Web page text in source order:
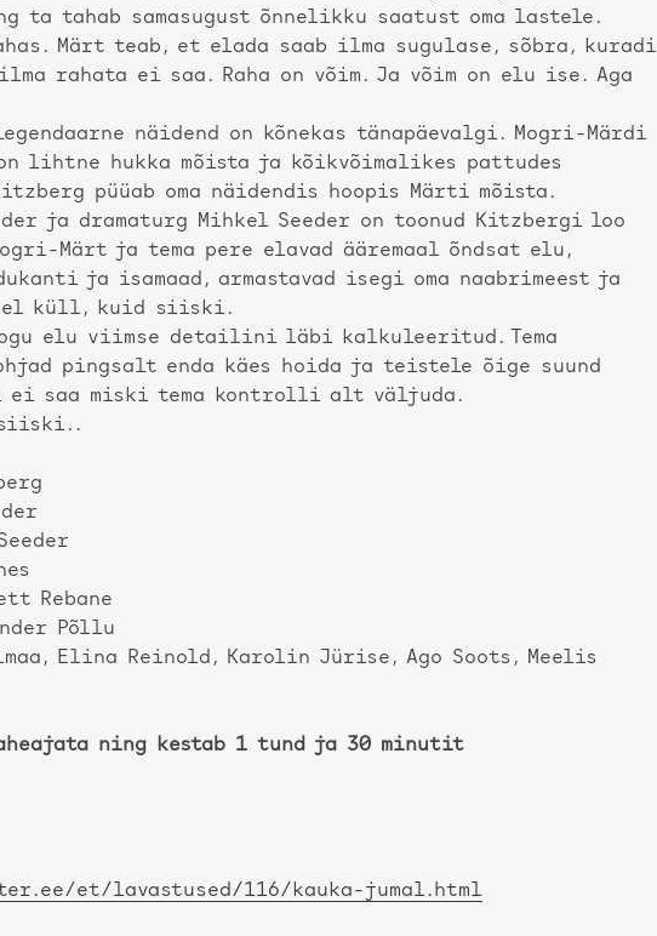
ta tahab samasugust õnnelikku saatust oma lastele.
Märt teab, et elada saab ilma sugulase, sõbra, kuradi
rahata ei saa. Raha on võim. Ja võim on elu ise. Aga
näidend on kõnekas tänapäevalgi. Mogri-Märdi
lihtne hukka mõista ja kõikvõimalikes pattudes
püüab oma näidendis hoopis Märti mõista.
ja dramaturg Mihkel Seeder on toonud Kitzbergi loo
Märt ja tema pere elavad ääremaal õndsat elu,
ja isamaad, armastavad isegi oma naabrimeest ja
küll, kuid siiski.
elu viimse detailini läbi kalkuleeritud. Tema
pingsalt enda käes hoida ja teistele õige suund
ei saa miski tema kontrolli alt väljuda.
siiski..
Rebane
Põllu
Elina Reinold, Karolin Jürise, Ago Soots, Meelis
ning kestab 1 tund ja 30 minutit
et/lavastused/116/kauka-jumal.html